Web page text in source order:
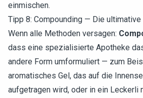
einmischen.
Tipp 8: Compounding — Die
Wenn alle Methoden versagen:
dass eine spezialisierte Apotheke
andere Form umformuliert — zum
aromatisches Gel, das auf die
aufgetragen wird, oder in ein Leckerli